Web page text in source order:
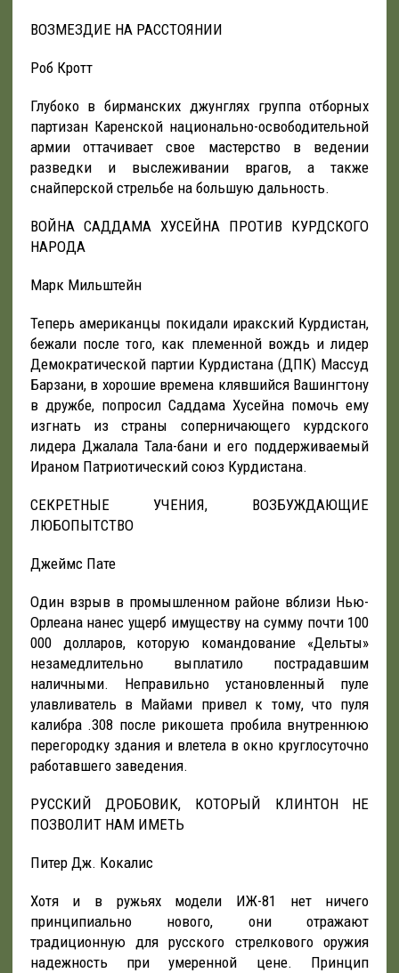
ВОЗМЕЗДИЕ НА РАССТОЯНИИ
Роб Кротт
Глубоко в бирманских джунглях группа отборных
партизан Каренской национально-освободительной
армии оттачивает свое мастерство в ведении
разведки и выслеживании врагов, а также
снайперской стрельбе на большую дальность.
ВОЙНА САДДАМА ХУСЕЙНА ПРОТИВ КУРДСКОГО
НАРОДА
Марк Мильштейн
Теперь американцы покидали иракский Курдистан,
бежали после того, как племенной вождь и лидер
Демократической партии Курдистана (ДПК) Массуд
Барзани, в хорошие времена клявшийся Вашингтону
в дружбе, попросил Саддама Хусейна помочь ему
изгнать из страны соперничающего курдского
лидера Джалала Тала-бани и его поддерживаемый
Ираном Патриотический союз Курдистана.
СЕКРЕТНЫЕ УЧЕНИЯ, ВОЗБУЖДАЮЩИЕ
ЛЮБОПЫТСТВО
Джеймс Пате
Один взрыв в промышленном районе вблизи Нью-
Орлеана нанес ущерб имуществу на сумму почти 100
000 долларов, которую командование «Дельты»
незамедлительно выплатило пострадавшим
наличными. Неправильно установленный пуле
улавливатель в Майами привел к тому, что пуля
калибра .308 после рикошета пробила внутреннюю
перегородку здания и влетела в окно круглосуточно
работавшего заведения.
РУССКИЙ ДРОБОВИК, КОТОРЫЙ КЛИНТОН НЕ
ПОЗВОЛИТ НАМ ИМЕТЬ
Питер Дж. Кокалис
Хотя и в ружьях модели ИЖ-81 нет ничего
принципиально нового, они отражают
традиционную для русского стрелкового оружия
надежность при умеренной цене. Принцип